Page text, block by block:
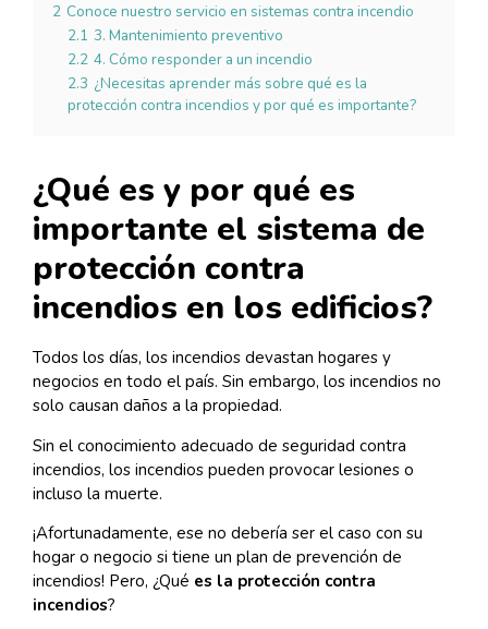
2 Conoce nuestro servicio en sistemas contra incendio
2.1 3. Mantenimiento preventivo
2.2 4. Cómo responder a un incendio
2.3 ¿Necesitas aprender más sobre qué es la
protección contra incendios y por qué es importante?
¿Qué es y por qué es
importante el sistema de
protección contra
incendios en los edificios?
Todos los días, los incendios devastan hogares y
negocios en todo el país. Sin embargo, los incendios no
solo causan daños a la propiedad.
Sin el conocimiento adecuado de seguridad contra
incendios, los incendios pueden provocar lesiones o
incluso la muerte.
¡Afortunadamente, ese no debería ser el caso con su
hogar o negocio si tiene un plan de prevención de
incendios! Pero, ¿Qué es la protección contra
incendios?